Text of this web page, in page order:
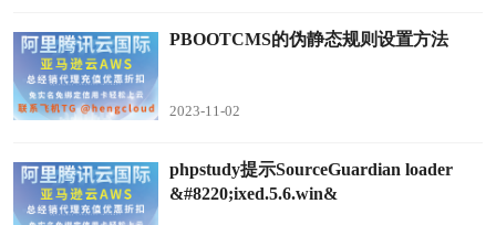
PBOOTCMS的伪静态规则设置方法
2023-11-02
phpstudy提示SourceGuardian loader
&#8220;ixed.5.6.win&